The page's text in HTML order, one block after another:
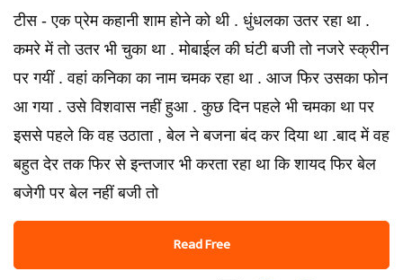
टीस - एक प्रेम कहानी शाम होने को थी . धुंधलका उतर रहा था .
कमरे में तो उतर भी चुका था . मोबाईल की घंटी बजी तो नजरे स्क्रीन
पर गयीं . वहां कनिका का नाम चमक रहा था . आज फिर उसका फोन
आ गया . उसे विशवास नहीं हुआ . कुछ दिन पहले भी चमका था पर
इससे पहले कि वह उठाता , बेल ने बजना बंद कर दिया था .बाद में वह
बहुत देर तक फिर से इन्तजार भी करता रहा था कि शायद फिर बेल
बजेगी पर बेल नहीं बजी तो
Read Free